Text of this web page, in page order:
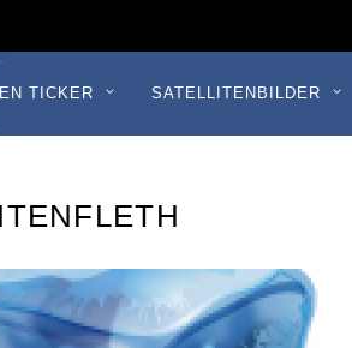
TICKER SATELLITENBILDER